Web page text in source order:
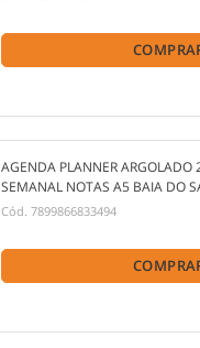
AGENDA PLANNER ARGOLADO
SEMANAL NOTAS A5 BAIA DO
Cód. 7899866833494